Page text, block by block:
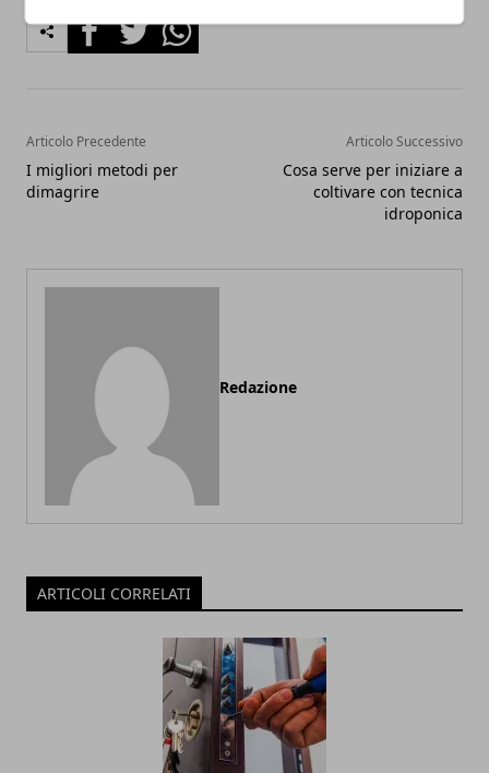
Facebook
TwitterWhatsapp
Articolo Precedente
I migliori metodi per
dimagrire
Articolo Successivo
Cosa serve per iniziare a
coltivare con tecnica
idroponica
Redazione
ARTICOLI CORRELATI